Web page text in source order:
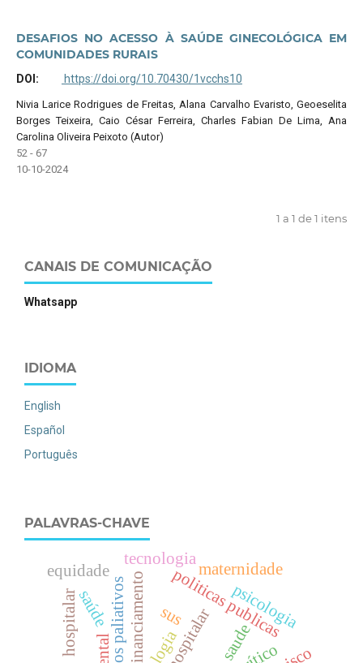
DESAFIOS NO ACESSO À SAÚDE GINECOLÓGICA EM
COMUNIDADES RURAIS
DOI: https://doi.org/10.70430/1vcchs10
Nivia Larice Rodrigues de Freitas, Alana Carvalho Evaristo, Geoeselita
Borges Teixeira, Caio César Ferreira, Charles Fabian De Lima, Ana
Carolina Oliveira Peixoto (Autor)
52 - 67
10-10-2024
1 a 1 de 1 itens
CANAIS DE COMUNICAÇÃO
Whatsapp
IDIOMA
English
Español
Português
PALAVRAS-CHAVE
suspoliticas publicas
saude
financiamento
saúde psicologia
maternidade
tecnologia
hospitalar
equidade